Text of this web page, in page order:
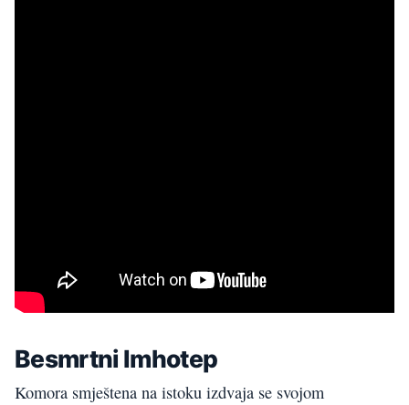
Besmrtni Imhotep
Komora smještena na istoku izdvaja se svojom